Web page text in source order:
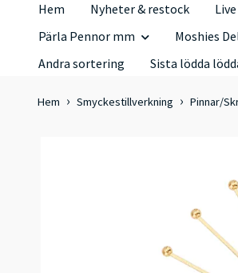
Hem Nyheter & restock
Pärla Pennor mm
Moshies
Andra sortering
Sista lödda
Hem Smyckestillverkning Pinnar/